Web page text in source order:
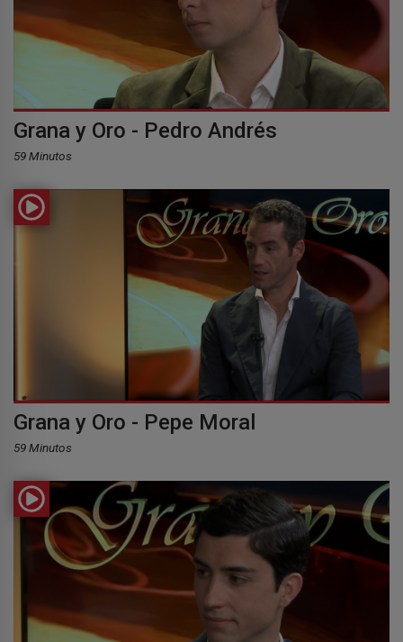
Grana y Oro - Pedro Andrés
59 Minutos
Grana y Oro - Pepe Moral
59 Minutos